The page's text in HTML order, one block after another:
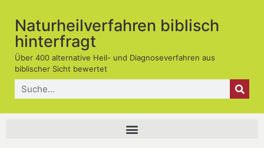
Naturheilverfahren biblisch
hinterfragt
Über 400 alternative Heil- und Diagnoseverfahren aus
biblischer Sicht bewertet